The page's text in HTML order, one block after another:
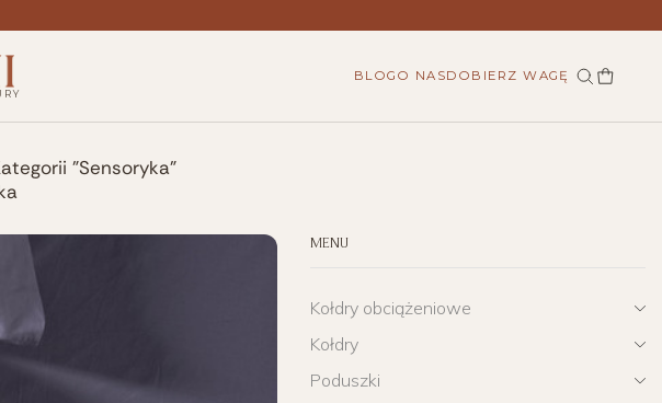
BLOG O NASDOBIERZ WAGĘ
"Sensoryka"
MENU
Kołdry obciążeniowe
Kołdry
Poduszki